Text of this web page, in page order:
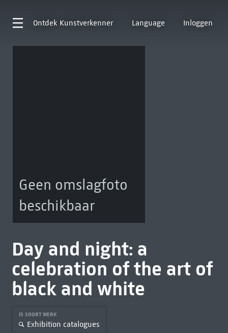
Ontdek Kunstverkenner Language Inloggen
Geen omslagfoto
beschikbaar
Day and night: a
celebration of the art of
black and white
IS SOORT WERK
Exhibition catalogues